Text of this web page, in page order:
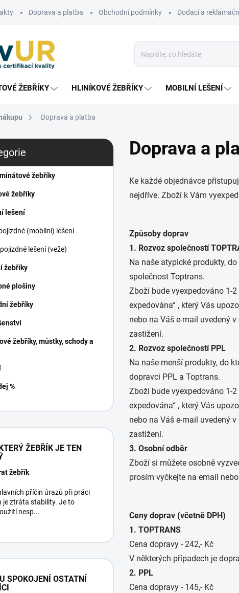
Doprava a platba Obchodní podmínky Dodací a
ŽEBŘÍKY HLINÍKOVÉ ŽEBŘÍKY MOBILNÍ LEŠENÍ
Doprava a platba
žebříky
žebříky
lešení
(mobilní) lešení
lešení (veže)
žebříky
plošiny
žebříky
žebříky, můstky, schody a
%
ŽEBŘÍK JE TEN
žebřík
příčin úrazů při práci
je ztráta stability. Je to
nesp...
SPOKOJENÍ OSTATNÍ
Doprava a
Ke každé objednávce
nejdříve. Zboží k Vám
Způsoby doprav
1. Rozvoz společností
Na naše atypické produkty,
společnost Toptrans.
Zboží bude vyexpedováno 1-
expedována“ , který Vás
nebo na Váš e-mail uvedený
zastižení.
2. Rozvoz společností PPL
Na naše menší produkty, do
dopravci PPL a Toptrans.
Zboží bude vyexpedováno 1-
expedována“ , který Vás
nebo na Váš e-mail uvedený
zastižení.
3. Osobní odběr
Zboží si můžete osobně
prosím vyčkejte na email
Ceny doprav (včetně DPH)
1. TOPTRANS
Cena dopravy - 242,- Kč
V některých případech je
2. PPL
Cena dopravy - 145,- Kč